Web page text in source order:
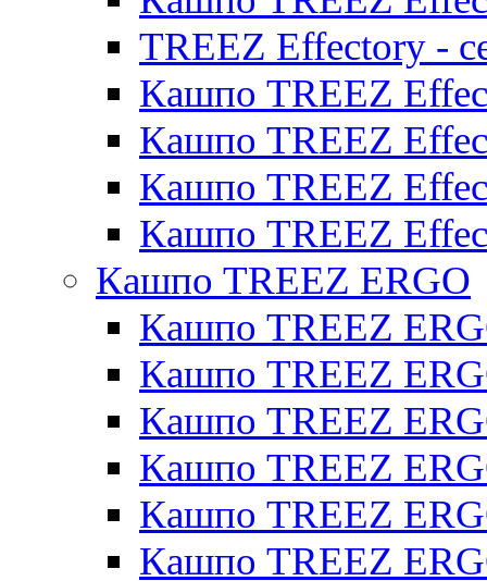
TREEZ Effectory -
Кашпо TREEZ
Кашпо TREEZ
Кашпо TREEZ
Кашпо TREEZ
Кашпо TREEZ ERGO
Кашпо TREEZ
Кашпо TREEZ
Кашпо TREEZ
Кашпо TREEZ
Кашпо TREEZ
Кашпо TREEZ